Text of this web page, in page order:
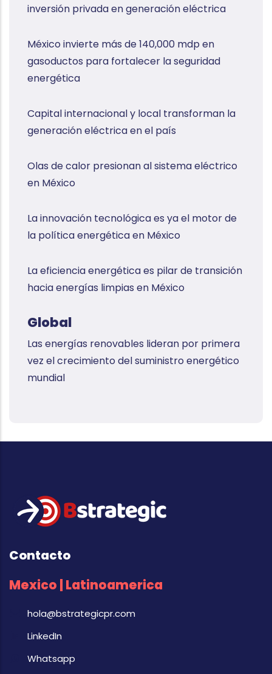
inversión privada en generación eléctrica
México invierte más de 140,000 mdp en
gasoductos para fortalecer la seguridad
energética
Capital internacional y local transforman la
generación eléctrica en el país
Olas de calor presionan al sistema eléctrico
en México
La innovación tecnológica es ya el motor de
la política energética en México
La eficiencia energética es pilar de transición
hacia energías limpias en México
Global
Las energías renovables lideran por primera
vez el crecimiento del suministro energético
mundial
Contacto
Mexico | Latinoamerica
hola@bstrategicpr.com
LinkedIn
Whatsapp